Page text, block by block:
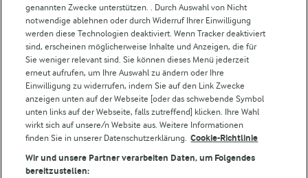
Weitere Arla Websites
Castello
Lurpak
Arla Pro
Für unsere Landwirt:innen
Folge uns!
genannten Zwecke unterstützen. . Durch Auswahl von Nicht
notwendige ablehnen oder durch Widerruf Ihrer Einwilligung
werden diese Technologien deaktiviert. Wenn Tracker deaktiviert
sind, erscheinen möglicherweise Inhalte und Anzeigen, die für
Sie weniger relevant sind. Sie können dieses Menü jederzeit
erneut aufrufen, um Ihre Auswahl zu ändern oder Ihre
Einwilligung zu widerrufen, indem Sie auf den Link Zwecke
anzeigen unten auf der Webseite [oder das schwebende Symbol
unten links auf der Webseite, falls zutreffend] klicken. Ihre Wahl
wirkt sich auf unsere/n Website aus. Weitere Informationen
finden Sie in unserer Datenschutzerklärung. Cookie-Richtlinie
Wir und unsere Partner verarbeiten Daten, um Folgendes
bereitzustellen: